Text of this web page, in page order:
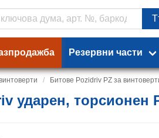
Резервни части
Битове Pozidriv PZ за
ударен,